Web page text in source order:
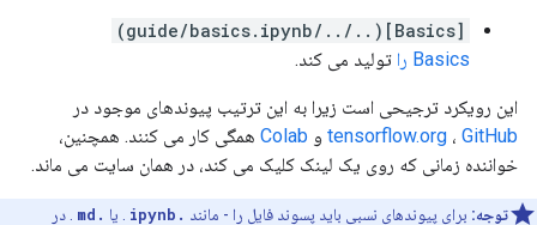
[Basics](../../guide/basics.ipynb)
Basics را
تولید می کند.
این رویکرد ترجیحی است زیرا به این ترتیب پیوندهای موجود در
tensorflow.org ، GitHub و Colab همگی کار می کنند. همچنین،
خواننده زمانی که روی یک لینک کلیک می کند، در همان سایت می ماند.
توجه: برای پیوندهای نسبی باید پسوند فایل را - مانند .ipynb . یا .md
. در